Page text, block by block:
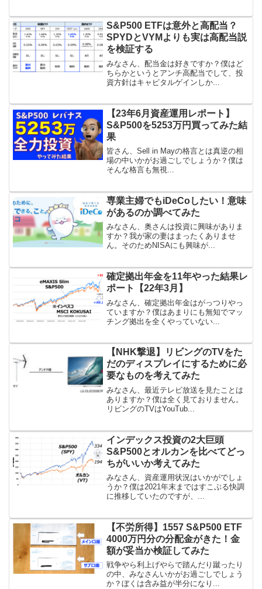
S&P500 ETFは意外と高配当？
SPYDとVYMよりも実は高配当説
を検証する
みなさん、配当金は好きですか？僕はど
ちらかというとアンチ高配当でして、投
資方針はキャピタルゲインしか...
【23年6月資産運用レポート】
S&P500を5253万円買ってみた結
果
皆さん、Sell in Mayの格言とは真逆の相
場の中いかがお過ごしでしょうか？僕は
そんな格言も無視...
専業主婦でもiDeCoしたい！意味
があるのか調べてみた
みなさん、奥さんは投資に興味がありま
すか？我が家の妻はまったくありませ
ん。そのためNISAにも興味が...
確定拠出年金を11年やった結果レ
ポート【22年3月】
みなさん、確定拠出年金はがっつりやっ
ていますか？僕はあまりにも無知でマッ
チング拠出を全くやっていない...
【NHK撃退】リビングのTVをた
だのディスプレイにするために必
要なものを考えてみた
みなさん、最近テレビ放送を見たことは
ありますか？僕は全く見ておりません。
リビングのTVはYouTub...
インデックス投資の2大巨頭
S&P500とオルカンを比べてどっ
ちがいいか考えてみた
みなさん、資産運用状況はいかがでしょ
うか？僕は2021年末まではすこぶる快調
に推移していたのですが、...
【不労所得】1557 S&P500 ETF
4000万円分の分配金がきた！金
額が妥当か検証してみた
戦争やら利上げやらで踏んだり蹴ったり
の中、みなさんいかがお過ごしでしょう
か？ぼくは含み益が半分になり...